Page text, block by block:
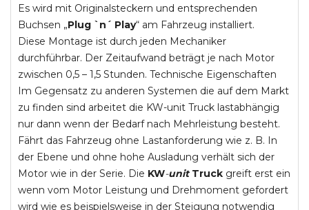
Es wird mit Originalsteckern und entsprechenden
Buchsen „Plug `n´ Play“ am Fahrzeug installiert.
Diese Montage ist durch jeden Mechaniker
durchführbar. Der Zeitaufwand beträgt je nach Motor
zwischen 0,5 – 1,5 Stunden. Technische Eigenschaften
Im Gegensatz zu anderen Systemen die auf dem Markt
zu finden sind arbeitet die KW-unit Truck lastabhängig
nur dann wenn der Bedarf nach Mehrleistung besteht.
Fährt das Fahrzeug ohne Lastanforderung wie z. B. In
der Ebene und ohne hohe Ausladung verhält sich der
Motor wie in der Serie. Die KW-unit Truck greift erst ein
wenn vom Motor Leistung und Drehmoment gefordert
wird wie es beispielsweise in der Steigung notwendig